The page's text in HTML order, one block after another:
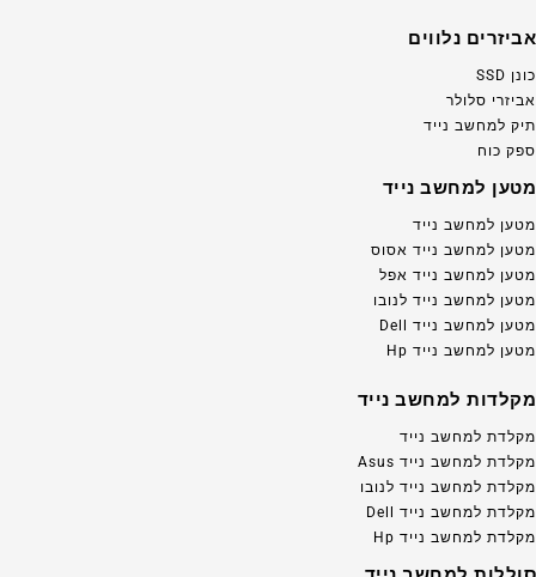
אביזרים נלווים
כונן SSD
אביזרי סלולר
תיק למחשב נייד
ספק כוח
מטען למחשב נייד
מטען למחשב נייד
מטען למחשב נייד אסוס
מטען למחשב נייד אפל
מטען למחשב נייד לנובו
מטען למחשב נייד Dell
מטען למחשב נייד Hp
מקלדות למחשב נייד
מקלדת למחשב נייד
מקלדת למחשב נייד Asus
מקלדת למחשב נייד לנובו
מקלדת למחשב נייד Dell
מקלדת למחשב נייד Hp